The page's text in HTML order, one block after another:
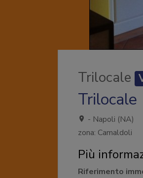
Trilocale
Trilocale
- Napoli (NA)
zona: Camaldoli
Più
Riferimento